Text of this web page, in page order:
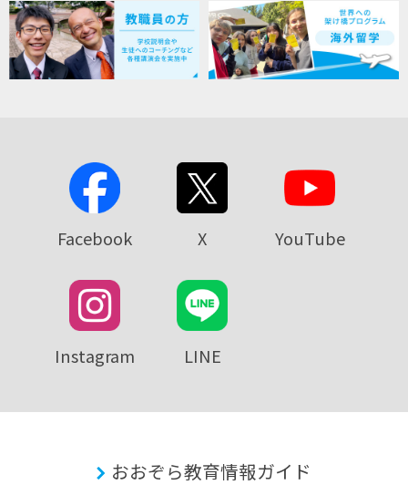
Facebook X YouTube
Instagram LINE
おおぞら教育情報ガイド